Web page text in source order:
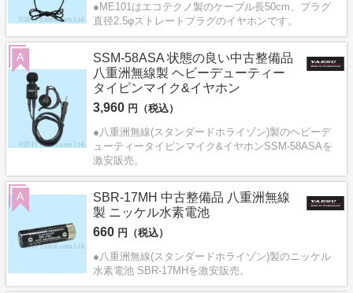
●ME101はエコテクノ製のケーブル長50cm、プラグ
直径2.5φストレートプラグのイヤホンです。
SSM-58ASA 状態の良い中古整備品
八重洲無線製 ヘビーデューティー
タイピンマイク&イヤホン
3,960 円（税込）
●八重洲無線(スタンダードホライゾン)製のヘビーデ
ューティータイピンマイク&イヤホンSSM-58ASAを
激安販売。
A
SBR-17MH 中古整備品 八重洲無線
製 ニッケル水素電池
660 円（税込）
●八重洲無線(スタンダードホライゾン)製のニッケル
水素電池 SBR-17MHを激安販売。
A